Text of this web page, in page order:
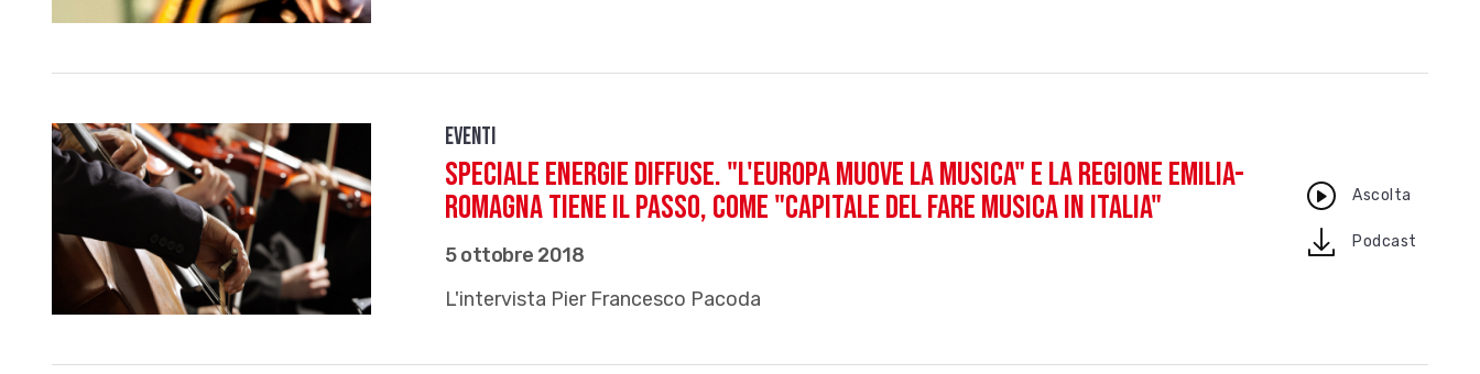
Eventi
Speciale EnERgie Diffuse. "L'Europa muove la musica" e la Regione Emilia-
Romagna tiene il passo, come "capitale del fare musica in Italia"
5 ottobre 2018
L'intervista Pier Francesco Pacoda
Ascolta
downloadPodcast